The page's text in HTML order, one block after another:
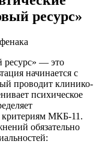
ресурс»
ресурс» — это
начинается с
проводит клинико-
психическое
критериям МКБ-11.
обязательно